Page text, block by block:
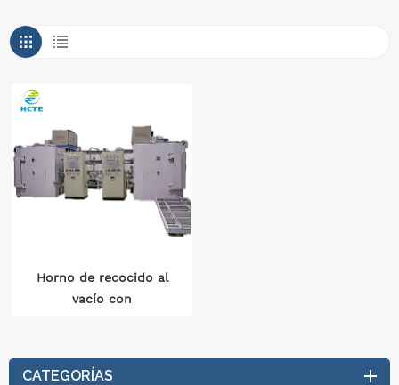
Horno de recocido al
vacío con
CATEGORÍAS